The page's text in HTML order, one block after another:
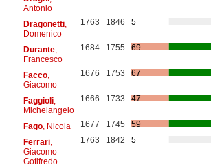
Antonio
Dragonetti,
Domenico
1763 1846 5
Durante,
Francesco
1684 1755 69
Facco,
Giacomo
1676 1753 67
Faggioli,
Michelangelo
1666 1733 47
Fago, Nicola 1677 1745
59
Ferrari,
Giacomo
Gotifredo
1763 1842 5